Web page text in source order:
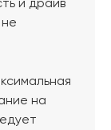
и драйв
на